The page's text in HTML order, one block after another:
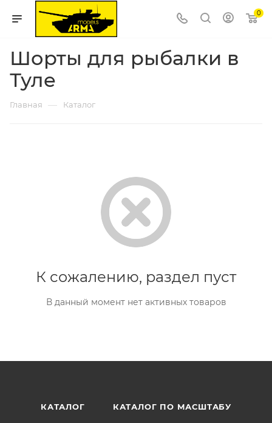
0
Шорты для рыбалки в
Туле
Главная — Каталог
К сожалению, раздел пуст
В данный момент нет активных товаров
КАТАЛОГ КАТАЛОГ ПО МАСШТАБУ